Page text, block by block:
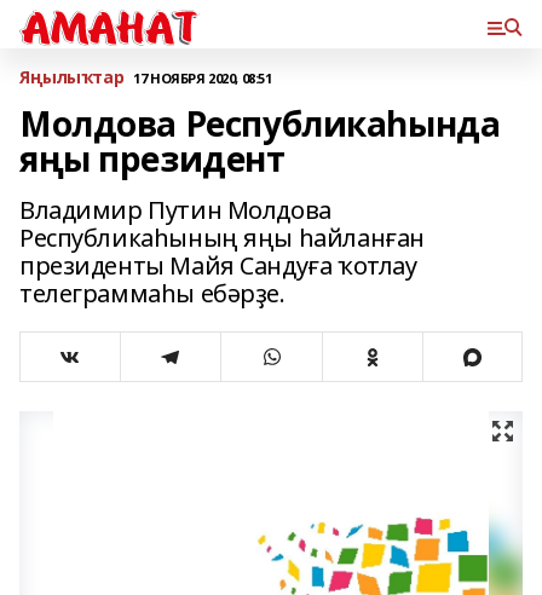
Яңылыҡтар 17 НОЯБРЯ 2020, 08:51
Молдова Республикаһында
яңы президент
Владимир Путин Молдова
Республикаһының яңы һайланған
президенты Майя Сандуға ҡотлау
телеграммаһы ебəрҙе.